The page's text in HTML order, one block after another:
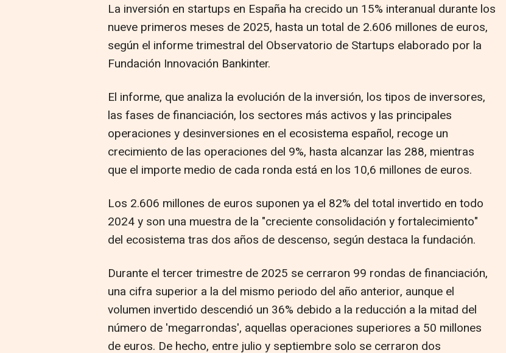
La inversión en startups en España ha crecido un 15% interanual durante los
nueve primeros meses de 2025, hasta un total de 2.606 millones de euros,
según el informe trimestral del Observatorio de Startups elaborado por la
Fundación Innovación Bankinter.
El informe, que analiza la evolución de la inversión, los tipos de inversores,
las fases de financiación, los sectores más activos y las principales
operaciones y desinversiones en el ecosistema español, recoge un
crecimiento de las operaciones del 9%, hasta alcanzar las 288, mientras
que el importe medio de cada ronda está en los 10,6 millones de euros.
Los 2.606 millones de euros suponen ya el 82% del total invertido en todo
2024 y son una muestra de la "creciente consolidación y fortalecimiento"
del ecosistema tras dos años de descenso, según destaca la fundación.
Durante el tercer trimestre de 2025 se cerraron 99 rondas de financiación,
una cifra superior a la del mismo periodo del año anterior, aunque el
volumen invertido descendió un 36% debido a la reducción a la mitad del
número de 'megarrondas', aquellas operaciones superiores a 50 millones
de euros. De hecho, entre julio y septiembre solo se cerraron dos